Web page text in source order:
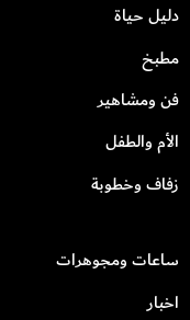
دليل حياة
مطبخ
فن ومشاهير
الأم والطفل
زفاف وخطوبة
ساعات ومجوهرات
اخبار